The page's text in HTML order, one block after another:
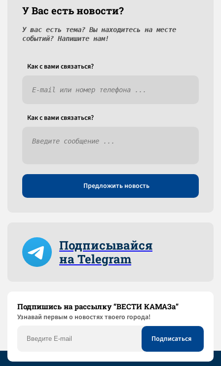
У Вас есть новости?
У вас есть тема? Вы находитесь на месте
событий? Напишите нам!
Как c вами связаться?
Как c вами связаться?
Предложить новость
Подписывайся
на Telegram
Подпишись на рассылку “ВЕСТИ КАМАЗа”
Узнaвай первым о новостях твоего города!